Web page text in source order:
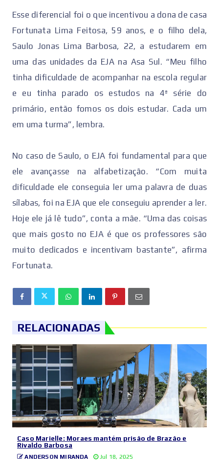
Esse diferencial foi o que incentivou a dona de casa
Fortunata Lima Feitosa, 59 anos, e o filho dela,
Saulo Jonas Lima Barbosa, 22, a estudarem em
uma das unidades da EJA na Asa Sul. “Meu filho
tinha dificuldade de acompanhar na escola regular
e eu tinha parado os estudos na 4ª série do
primário, então fomos os dois estudar. Cada um
em uma turma”, lembra.
No caso de Saulo, o EJA foi fundamental para que
ele avançasse na alfabetização. “Com muita
dificuldade ele conseguia ler uma palavra de duas
sílabas, foi na EJA que ele conseguiu aprender a ler.
Hoje ele já lê tudo”, conta a mãe. “Uma das coisas
que mais gosto no EJA é que os professores são
muito dedicados e incentivam bastante”, afirma
Fortunata.
RELACIONADAS
Caso Marielle: Moraes mantém prisão de Brazão e
Rivaldo Barbosa
ANDERSON MIRANDA Jul 18, 2025